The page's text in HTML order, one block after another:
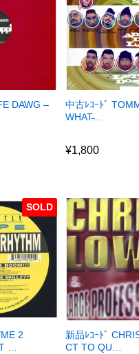
DAWG –
中古ﾚｺｰﾄﾞ
WHAT̵…
¥1,800
SOLD
2
…
新品ﾚｺｰﾄﾞ
CT TO QU…